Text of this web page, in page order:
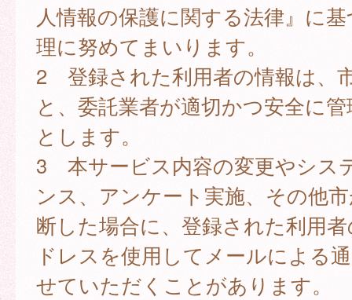
人情報の保護に関する法律』に
理に努めてまいります。
2 登録された利用者の情報は、
と、委託業者が適切かつ安全に
とします。
3 本サービス内容の変更やシス
ンス、アンケート実施、その他
断した場合に、登録された利用
ドレスを使用してメールによる
せていただくことがあります。